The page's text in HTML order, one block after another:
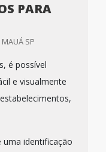
PARA
SP
é possível
e visualmente
uma identificação